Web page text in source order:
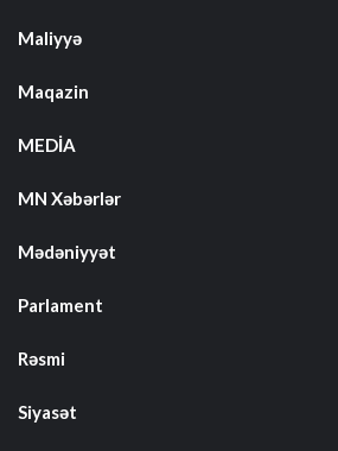
Maliyyə
Maqazin
MEDİA
MN Xəbərlər
Mədəniyyət
Parlament
Rəsmi
Siyasət